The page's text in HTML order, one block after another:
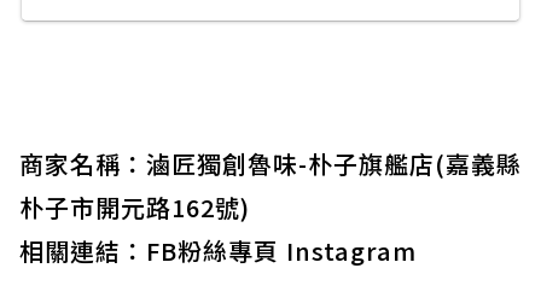
商家名稱：滷匠獨創魯味-朴子旗艦店(嘉義縣
朴子市開元路162號)
相關連結： FB粉絲專頁 Instagram